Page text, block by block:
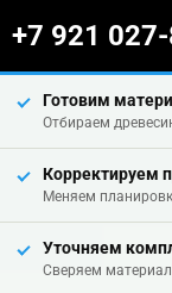
+7 921
Готовим
Отбираем
Корректируем
Меняем
Уточняем
Сверяем